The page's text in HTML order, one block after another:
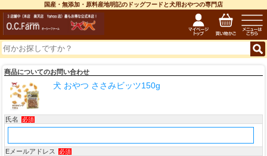
国産・無添加・原料産地明記のドッグフードと犬用おやつの専門店
商品についてのお問い合わせ
犬 おやつ ささみビッツ150g
氏名 必須
Eメールアドレス 必須